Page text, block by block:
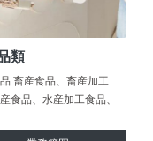
類
畜産食品、畜産加工
食品、水産加工食品、